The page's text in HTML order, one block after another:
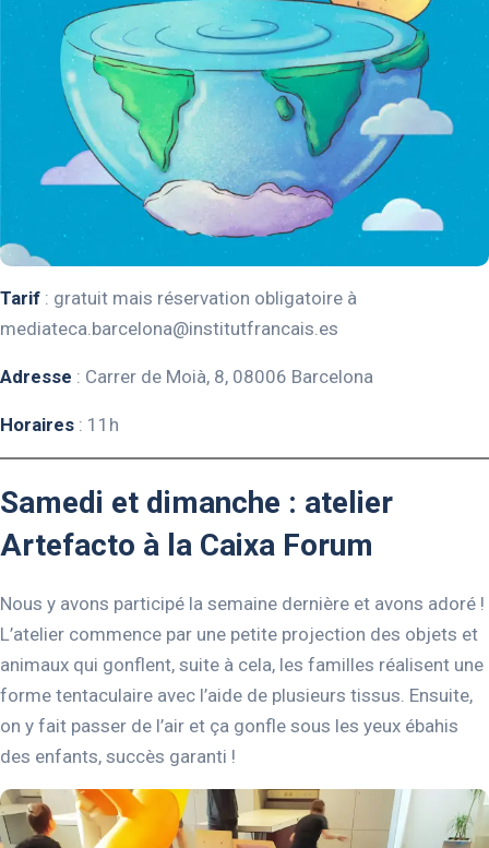
Tarif : gratuit mais réservation obligatoire à
mediateca.barcelona@institutfrancais.es
Adresse : Carrer de Moià, 8, 08006 Barcelona
Horaires : 11h
Samedi et dimanche : atelier
Artefacto à la Caixa Forum
Nous y avons participé la semaine dernière et avons adoré !
L’atelier commence par une petite projection des objets et
animaux qui gonflent, suite à cela, les familles réalisent une
forme tentaculaire avec l’aide de plusieurs tissus. Ensuite,
on y fait passer de l’air et ça gonfle sous les yeux ébahis
des enfants, succès garanti !